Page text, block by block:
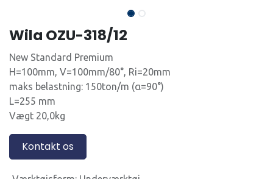
Wila OZU-318/12
New Standard Premium
H=100mm, V=100mm/80°, Ri=20mm
maks belastning: 150ton/m (α=90°)
L=255 mm
Vægt 20,0kg
Kontakt os